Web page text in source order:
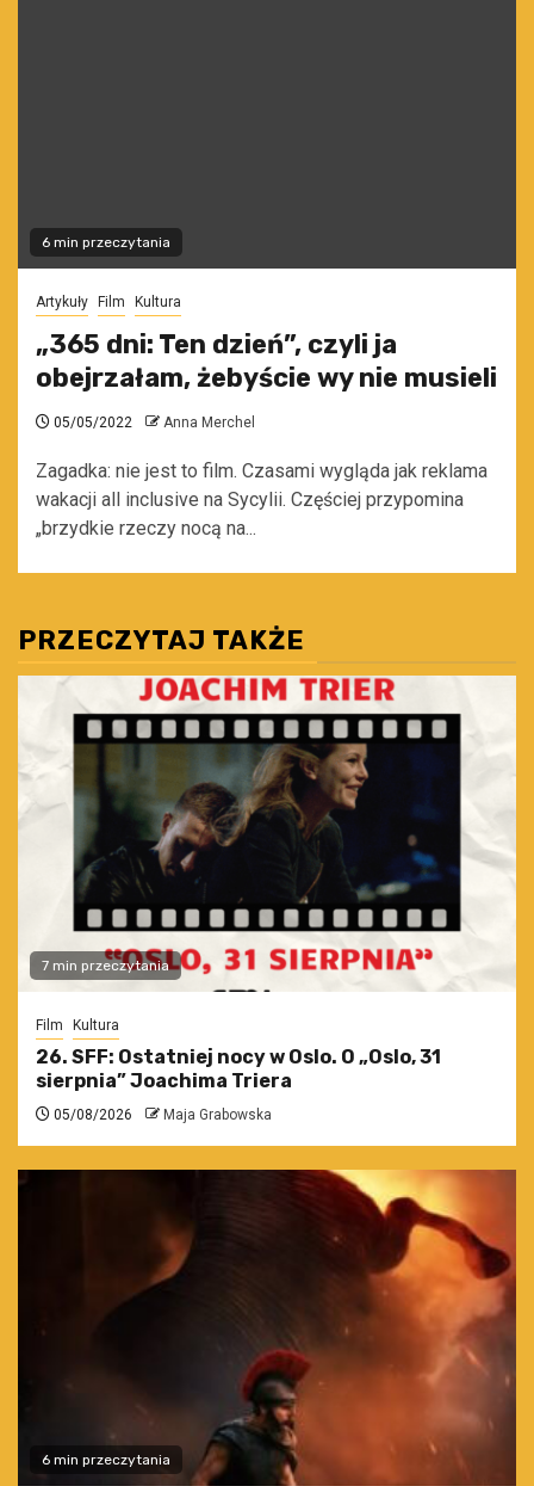
6 min przeczytania
Artykuły Film Kultura
„365 dni: Ten dzień”, czyli ja
obejrzałam, żebyście wy nie musieli
05/05/2022 Anna Merchel
Zagadka: nie jest to film. Czasami wygląda jak reklama
wakacji all inclusive na Sycylii. Częściej przypomina
„brzydkie rzeczy nocą na...
PRZECZYTAJ TAKŻE
7 min przeczytania
Film Kultura
26. SFF: Ostatniej nocy w Oslo. O „Oslo, 31
sierpnia” Joachima Triera
05/08/2026 Maja Grabowska
6 min przeczytania